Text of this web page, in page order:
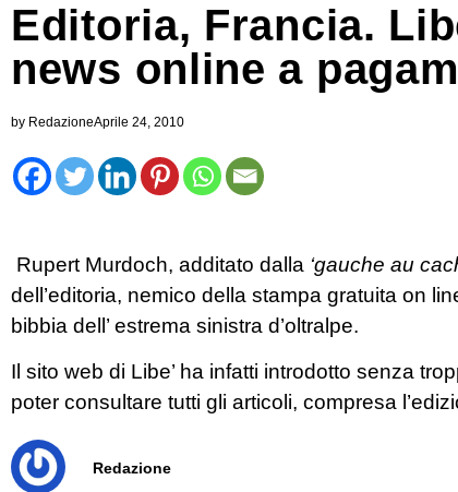
Editoria, Francia.
news online a
by RedazioneAprile 24, 2010
Rupert Murdoch, additato dalla ‘gauche au
dell’editoria, nemico della stampa gratuita on
bibbia dell’ estrema sinistra d’oltralpe.
Il sito web di Libe’ ha infatti introdotto senza
poter consultare tutti gli articoli, compresa
Redazione